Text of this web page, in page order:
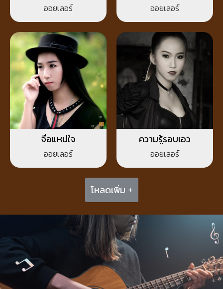
ออยเลอร์ ออยเลอร์
จื่อแหน่ใจ
ออยเลอร์
ความรู้รอบเอว
ออยเลอร์
โหลดเพิ่ม +